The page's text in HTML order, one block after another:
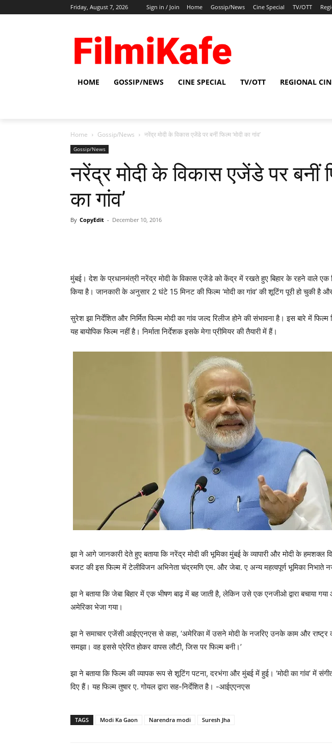
Friday, August 7, 2026 Sign in / Join Home Gossip/News Cine Special TV/OTT
HOME GOSSIP/NEWS CINE SPECIAL TV/OTT REGIONAL
Home Gossip/News नरेंद्र मोदी के विकास एजेंडे पर बनीं फिल्‍म ‘मोदी का गांव’
Gossip/News
नरेंद्र मोदी के विकास एजेंडे पर बनीं
का गांव’
By CopyEdit - December 10, 2016
मुंबई। देश के प्रधानमंत्री नरेंद्र मोदी के विकास एजेंडे को केंद्र में रखते हुए बिहार के रहने वाले एक
किया है। जानकारी के अनुसार 2 घंटे 15 मिनट की फिल्‍म ‘मोदी का गांव’ की शूटिंग पूरी हो चुकी है
सुरेश झा निर्देशित और निर्मित फिल्‍म मोदी का गांव जल्‍द रिलीज होने की संभावना है। इस बारे में
यह बायोपिक फिल्‍म नहीं है। निर्माता निर्देशक इसके मेगा प्रीमियर की तैयारी में हैं।
झा ने आगे जानकारी देते हुए बताया कि नरेंद्र मोदी की भूमिका मुंबई के व्यापारी और मोदी के हमशक्ल
बजट की इस फिल्म में टेलीविजन अभिनेता चंद्रमणि एम. और जेबा. ए अन्य महत्वपूर्ण भूमिका निभाते
झा ने बताया कि जेबा बिहार में एक भीषण बाढ़ में बह जाती है, लेकिन उसे एक एनजीओ द्वारा बचाया
अमेरिका भेजा गया।
झा ने समाचार एजेंसी आईएएनएस से कहा, ‘अमेरिका में उसने मोदी के नजरिए उनके काम और राष्ट्र
समझा। वह इससे प्रेरित होकर वापस लौटी, जिस पर फिल्म बनी।’
झा ने बताया कि फिल्म की व्यापक रूप से शूटिंग पटना, दरभंगा और मुंबई में हुई। ‘मोदी का गांव’ में
दिए हैं। यह फिल्म तुषार ए. गोयल द्वारा सह-निर्देशित है। -आईएएनएस
TAGS Modi Ka Gaon Narendra modi Suresh Jha